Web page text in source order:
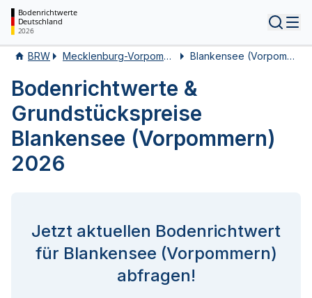
Bodenrichtwerte
Deutschland
2026
BRW Mecklenburg-Vorpommern Blankensee (Vorpommern)
Bodenrichtwerte &
Grundstückspreise
Blankensee (Vorpommern)
2026
Jetzt aktuellen Bodenrichtwert
für Blankensee (Vorpommern)
abfragen!